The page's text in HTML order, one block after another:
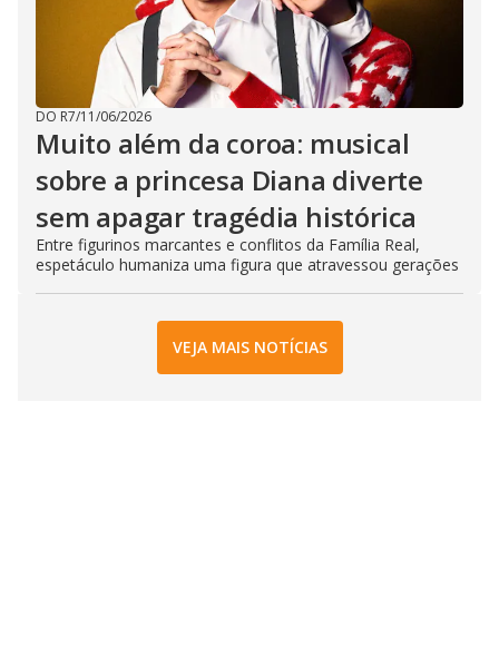
DO R7/11/06/2026
Muito além da coroa: musical
sobre a princesa Diana diverte
sem apagar tragédia histórica
Entre figurinos marcantes e conflitos da Família Real,
espetáculo humaniza uma figura que atravessou gerações
VEJA MAIS NOTÍCIAS